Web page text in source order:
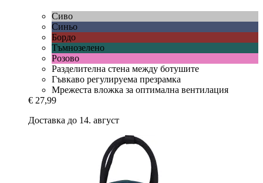
Сиво
Синьо
Бордо
Тъмнозелено
Розово
Разделителна стена между ботушите
Гъвкаво регулируема презрамка
Мрежеста вложка за оптимална вентилация
€ 27,99
Доставка до 14. август